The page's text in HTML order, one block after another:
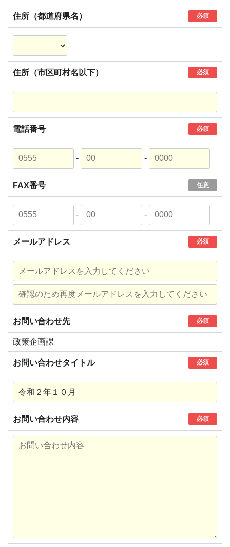
住所（都道府県名） 必須
住所（市区町村名以下） 必須
電話番号 必須
- -
FAX番号 任意
- -
メールアドレス 必須
お問い合わせ先 必須
政策企画課
お問い合わせタイトル 必須
お問い合わせ内容 必須